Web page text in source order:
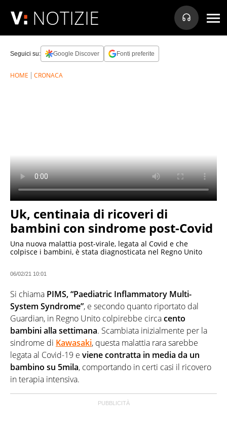
NOTIZIE
Seguici su: Google Discover Fonti preferite
HOME CRONACA
Uk, centinaia di ricoveri di
bambini con sindrome post-Covid
Una nuova malattia post-virale, legata al Covid e che
colpisce i bambini, è stata diagnosticata nel Regno Unito
06/02/21 10:01
Si chiama PIMS, “Paediatric Inflammatory Multi-
System Syndrome”, e secondo quanto riportato dal
Guardian, in Regno Unito colpirebbe circacento
bambini alla settimana. Scambiata inizialmente per la
sindrome di Kawasaki, questa malattia rara sarebbe
legata al Covid-19 e viene contratta in media da un
bambino su 5mila, comportando in certi casi il ricovero
in terapia intensiva.